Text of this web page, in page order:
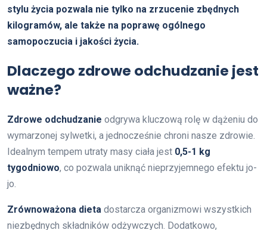
stylu życia pozwala nie tylko na zrzucenie zbędnych
kilogramów, ale także na poprawę ogólnego
samopoczucia i jakości życia.
Dlaczego zdrowe odchudzanie jest
ważne?
Zdrowe odchudzanie odgrywa kluczową rolę w dążeniu do
wymarzonej sylwetki, a jednocześnie chroni nasze zdrowie.
Idealnym tempem utraty masy ciała jest 0,5-1 kg
tygodniowo, co pozwala uniknąć nieprzyjemnego efektu jo-
jo.
Zrównoważona dieta dostarcza organizmowi wszystkich
niezbędnych składników odżywczych. Dodatkowo,